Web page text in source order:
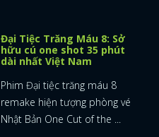
Đại Tiệc Trăng Máu 8: Sở
hữu cú one shot 35 phút
dài nhất Việt Nam
Phim Đại tiệc trăng máu 8
remake hiện tượng phòng vé
Nhật Bản One Cut of the ...